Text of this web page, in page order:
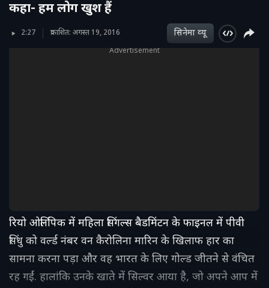
कहा- हम लोग खुश हैं
2:27 प्रकाशित: अगस्त 19, 2016 सिनेमा व्‍यू
Advertisement
रियो ओलिंपिक में महिला सिंगल्स बैडमिंटन के फाइनल में पीवी
सिंधु को वर्ल्ड नंबर वन कैरोलिना मारिन के खिलाफ हार का
सामना करना पड़ा और वह भारत के लिए गोल्ड जीतने से वंचित
रह गईं. हालांकि उनके खाते में सिल्वर आया है, जो अपने आप में